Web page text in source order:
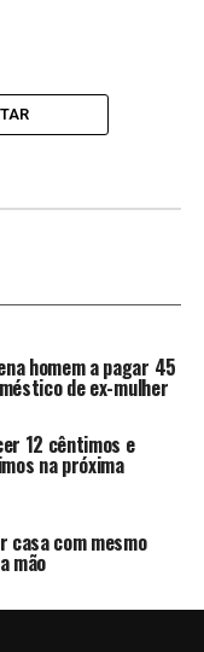
homem a pagar 45
de ex-mulher
12 cêntimos e
na próxima
casa com mesmo
mão